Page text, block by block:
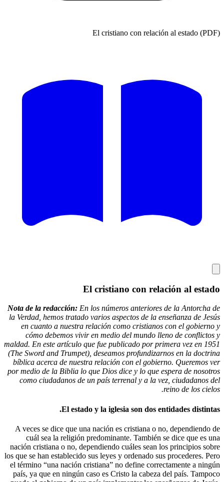
El cristiano con
El cristiano
Nota de la redacción:En los números
la Verdad, hemos tratado varios aspectos
en cuanto a nuestra relación como
cómo debemos vivir en medio del
maldad. En este artículo que fue publicado
(The Sword and Trumpet), deseamos
bíblica acerca de nuestra relación con el
por medio de la Biblia lo que Dios dice y lo
como ciudadanos de un país terrenal y
El estado y la iglesia son
A veces se dice que una nación es
cuál sea la religión predominante.
nación cristiana o no, dependiendo cuáles
los que se han establecido sus leyes y
el término “una nación cristiana” no define
país, ya que en ningún caso es Cristo la